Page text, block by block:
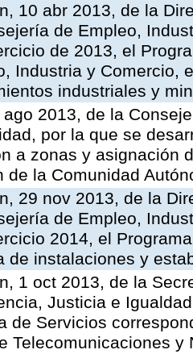
10 abr 2013, de la
de Empleo,
de 2013, el
Industria y Comercio,
industriales y
ago 2013, de la
por la que se
a zonas y asignación
de la Comunidad
29 nov 2013, de la
de Empleo,
2014, el
de instalaciones y
1 oct 2013, de la
Justicia e
de Servicios
Telecomunicaciones y